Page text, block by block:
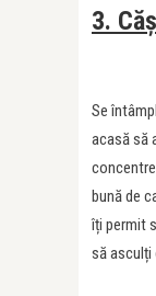
3.
Se
acasă să
bună de
îți permit
să asculți